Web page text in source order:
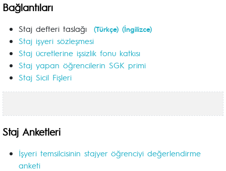
Bağlantıları
Staj defteri taslağı (Türkçe) (İngilizce)
Staj işyeri sözleşmesi
Staj ücretlerine işsizlik fonu katkısı
Staj yapan öğrencilerin SGK primi
Staj Sicil Fişleri
Staj Anketleri
İşyeri temsilcisinin stajyer öğrenciyi değerlendirme
anketi